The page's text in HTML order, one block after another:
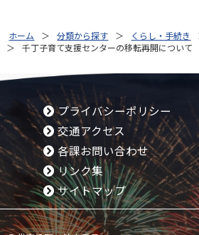
ホーム 分類から探す くらし・手続き
千丁子育て支援センターの移転再開について
プライバシーポリシー
交通アクセス
各課お問い合わせ
リンク集
サイトマップ